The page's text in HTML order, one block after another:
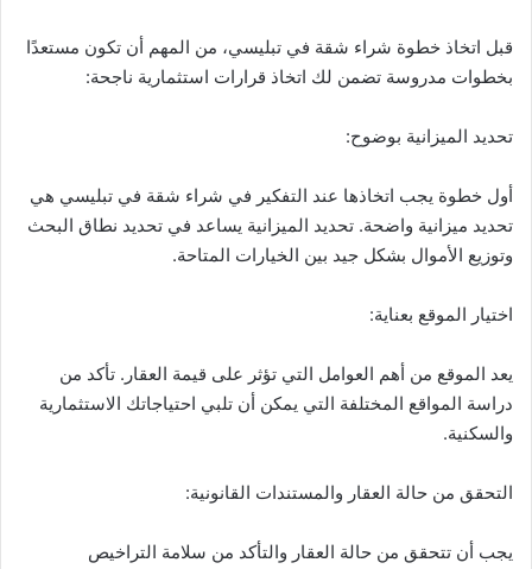
قبل اتخاذ خطوة شراء شقة في تبليسي، من المهم أن تكون مستعدًا
بخطوات مدروسة تضمن لك اتخاذ قرارات استثمارية ناجحة:
تحديد الميزانية بوضوح:
أول خطوة يجب اتخاذها عند التفكير في شراء شقة في تبليسي هي
تحديد ميزانية واضحة. تحديد الميزانية يساعد في تحديد نطاق البحث
وتوزيع الأموال بشكل جيد بين الخيارات المتاحة.
اختيار الموقع بعناية:
يعد الموقع من أهم العوامل التي تؤثر على قيمة العقار. تأكد من
دراسة المواقع المختلفة التي يمكن أن تلبي احتياجاتك الاستثمارية
والسكنية.
التحقق من حالة العقار والمستندات القانونية:
يجب أن تتحقق من حالة العقار والتأكد من سلامة التراخيص